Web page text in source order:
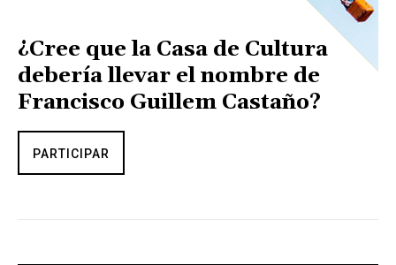
¿Cree que la Casa de Cultura
debería llevar el nombre de
Francisco Guillem Castaño?
PARTICIPAR